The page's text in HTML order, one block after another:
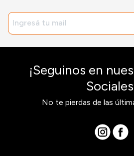
¡Seguinos en
No te pierdas de las